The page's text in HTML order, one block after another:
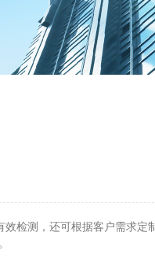
检测，还可根据客户需求定